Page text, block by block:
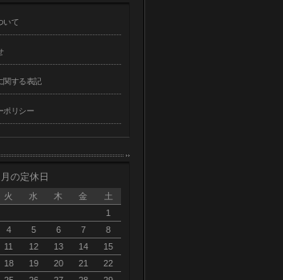
いて
関する表記
ポリシー
の定休日
火 水 木 金
土
1
4 5 6 7
8
11 12 13 14
15
18 19 20 21
22